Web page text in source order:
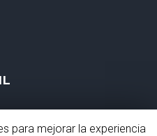
para mejorar la experiencia